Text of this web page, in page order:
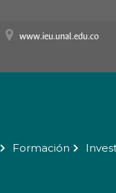
www.ieu.unal.edu.co
Formación